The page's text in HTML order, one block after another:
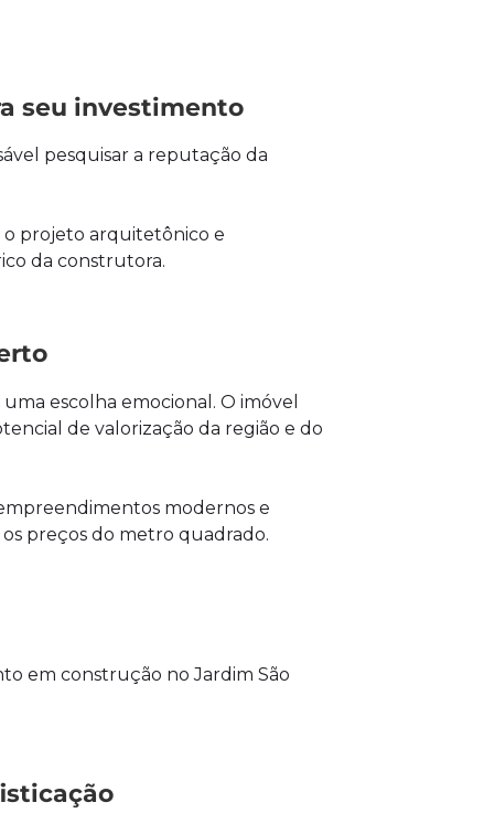
seu investimento
pesquisar a reputação da
o projeto arquitetônico e
da construtora.
escolha emocional. O imóvel
de valorização da região e do
modernos e
preços do metro quadrado.
em construção no Jardim São